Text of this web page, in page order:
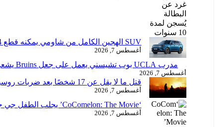
SUV الهجين الكامل من شاومي يمكنه قطع 314 ميلاً كهربائياً قبل أن يلمس نقطة من البنزين
أغسطس 7, 2026
مدرب UCLA بوب تشيسني يعمل على جعل Bruins يشعرون بعدم الارتياح مع بدء إمكانيات المعسكر التحضيري
أغسطس 7, 2026
قتل ما لا يقل عن 17 شخصًا بعد ضربات روسية مميتة خلال الليل في أوكرانيا
أغسطس 7, 2026
‘CoComelon: The Movie’ يجلب الطفل جي جي (و SZA) إلى الشاشة الكبيرة: شاهد العرض التشويقي الأول
أغسطس 7, 2026